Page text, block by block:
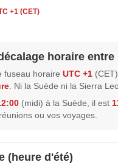
+1 (CET)
horaire entre
fuseau horaire UTC +1
. Ni la Suède ni la Sierra
(midi) à la Suède, il est
ou vos voyages.
(heure d'été)